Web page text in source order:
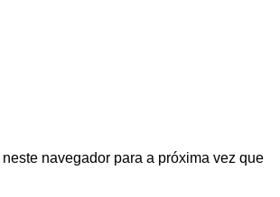
navegador para a próxima vez que